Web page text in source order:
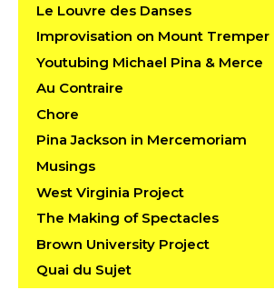
Le Louvre des Danses
Improvisation on Mount Tremper
Youtubing Michael Pina & Merce
Au Contraire
Chore
Pina Jackson in Mercemoriam
Musings
West Virginia Project
The Making of Spectacles
Brown University Project
Quai du Sujet